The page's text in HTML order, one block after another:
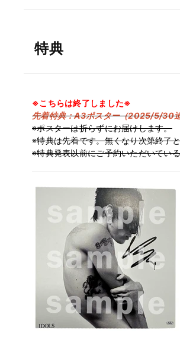
特典
※こちらは終了しました※
先着特典：A3ポスター（2025/5/30
※ポスターは折らずにお届けします。
※特典は先着です。無くなり次第終了
※特典発表以前にご予約いただいてい